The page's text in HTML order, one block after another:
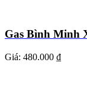
Gas Bình Minh
Giá: 480.000 ₫